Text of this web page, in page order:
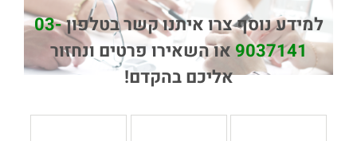
למידע נוסף צרו איתנו קשר בטלפון03-
9037141או השאירו פרטים ונחזור
אליכם בהקדם!